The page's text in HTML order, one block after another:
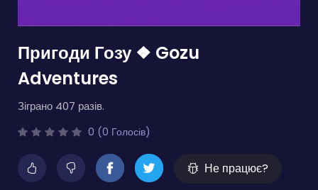
Пригоди Гозу ❖ Gozu
Adventures
Зіграно 407 разів.
0 (0 Голосів)
Не працює?